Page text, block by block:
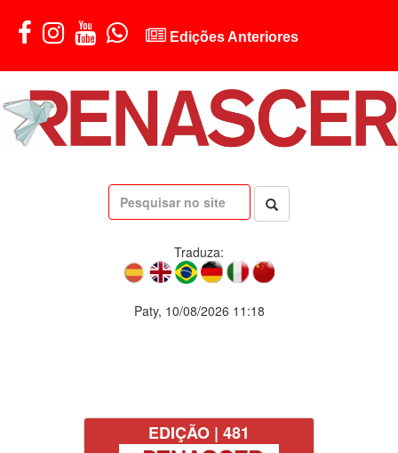
Edições Anteriores
Traduza:
Paty, 10/08/2026 11:18
EDIÇÃO | 481